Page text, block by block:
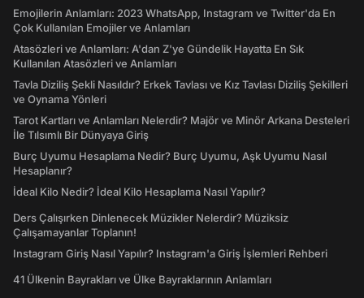
Emojilerin Anlamları: 2023 WhatsApp, Instagram ve Twitter'da En
Çok Kullanılan Emojiler ve Anlamları
Atasözleri ve Anlamları: A'dan Z'ye Gündelik Hayatta En Sık
Kullanılan Atasözleri ve Anlamları
Tavla Diziliş Şekli Nasıldır? Erkek Tavlası ve Kız Tavlası Diziliş Şekilleri
ve Oynama Yönleri
Tarot Kartları ve Anlamları Nelerdir? Majör ve Minör Arkana Desteleri
İle Tılsımlı Bir Dünyaya Giriş
Burç Uyumu Hesaplama Nedir? Burç Uyumu, Aşk Uyumu Nasıl
Hesaplanır?
İdeal Kilo Nedir? İdeal Kilo Hesaplama Nasıl Yapılır?
Ders Çalışırken Dinlenecek Müzikler Nelerdir? Müziksiz
Çalışamayanlar Toplanın!
Instagram Giriş Nasıl Yapılır? Instagram'a Giriş İşlemleri Rehberi
41 Ülkenin Bayrakları ve Ülke Bayraklarının Anlamları